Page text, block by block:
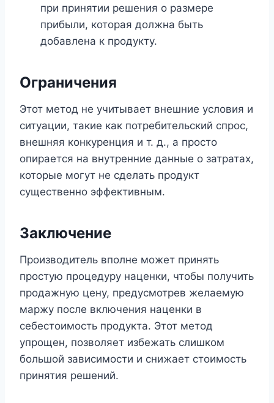
при принятии решения о размере
прибыли, которая должна быть
добавлена ​​к продукту.
Ограничения
Этот метод не учитывает внешние условия и
ситуации, такие как потребительский спрос,
внешняя конкуренция и т. д., а просто
опирается на внутренние данные о затратах,
которые могут не сделать продукт
существенно эффективным.
Заключение
Производитель вполне может принять
простую процедуру наценки, чтобы получить
продажную цену, предусмотрев желаемую
маржу после включения наценки в
себестоимость продукта. Этот метод
упрощен, позволяет избежать слишком
большой зависимости и снижает стоимость
принятия решений.